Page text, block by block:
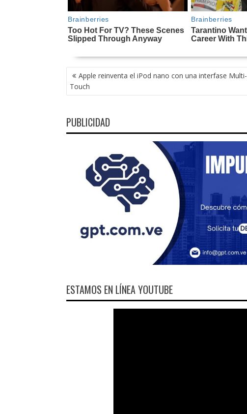
NAVEGACIÓN
DE
ENTRADAS
Apple reinventa el iPod nano con una interfase Multi-
Touch
PUBLICIDAD
ESTAMOS EN LÍNEA YOUTUBE